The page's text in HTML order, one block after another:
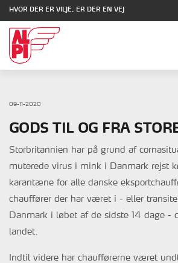
HVOR DER ER VILJE, ER DER EN VEJ
09-11-2020
GODS TIL OG FRA
Storbritannien har på grund af
muterede virus i mink i Danmark rejst
karantæne for alle danske
chauffører der har været i - eller
Danmark i løbet af de sidste 14 dage -
landet.
Indtil videre har chaufførerne været